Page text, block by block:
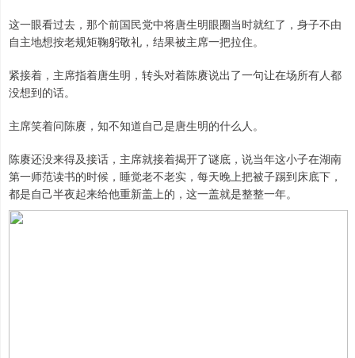
这一眼看过去，那个前国民党中将唐生明眼圈当时就红了，身子不由
自主地想按老规矩鞠躬敬礼，结果被主席一把拉住。
紧接着，主席指着唐生明，转头对着陈赓说出了一句让在场所有人都
没想到的话。
主席笑着问陈赓，知不知道自己是唐生明的什么人。
陈赓还没来得及接话，主席就接着揭开了谜底，说当年这小子在湖南
第一师范读书的时候，睡觉老不老实，每天晚上把被子踢到床底下，
都是自己半夜起来给他重新盖上的，这一盖就是整整一年。